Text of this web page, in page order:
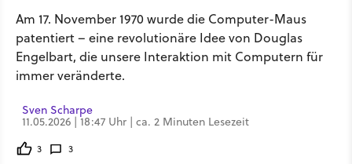
Am 17. November 1970 wurde die Computer-Maus
patentiert – eine revolutionäre Idee von Douglas
Engelbart, die unsere Interaktion mit Computern für
immer veränderte.
Sven Scharpe
11.05.2026 | 18:47 Uhr | ca. 2 Minuten Lesezeit
3 3